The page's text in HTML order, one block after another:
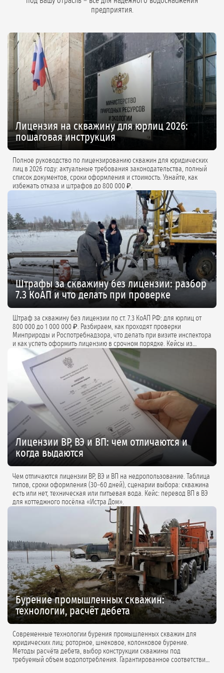
предприятия.
Лицензия на скважину для юрлиц 2026:
пошаговая инструкция
Полное руководство по лицензированию скважин для юридических
лиц в 2026 году: актуальные требования законодательства, полный
список документов, сроки оформления и стоимость. Узнайте, как
избежать отказа и штрафов до 800 000 ₽.
Штрафы за скважину без лицензии: разбор
7.3 КоАП и что делать при проверке
Штраф за скважину без лицензии по ст. 7.3 КоАП РФ: для юрлиц от
800 000 до 1 000 000 ₽. Разбираем, как проходят проверки
Минприроды и Роспотребнадзора, что делать при визите инспектора
и как успеть оформить лицензию в срочном порядке. Кейсы из
практики и советы экспертов.
Лицензии ВР, ВЭ и ВП: чем отличаются и
когда выдаются
Чем отличаются лицензии ВР, ВЭ и ВП на недропользование. Таблица
типов, сроки оформления (30–60 дней), сценарии выбора: скважина
есть или нет, техническая или питьевая вода. Кейс: перевод ВП в ВЭ
для коттеджного посёлка «Истра Дом».
Бурение промышленных скважин:
технологии, расчёт дебета
Современные технологии бурения промышленных скважин для
юридических лиц: роторное, шнековое, колонковое бурение.
Методы расчёта дебета, выбор конструкции скважины под
требуемый объем водопотребления. Гарантированное соответствие